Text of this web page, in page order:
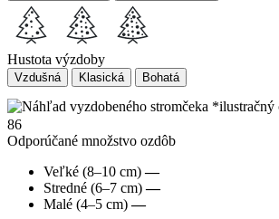
Hustota výzdoby
Vzdušná Klasická Bohatá
*ilustračný
86
Odporúčané množstvo ozdôb
Veľké (8–10 cm) —
Stredné (6–7 cm) —
Malé (4–5 cm) —